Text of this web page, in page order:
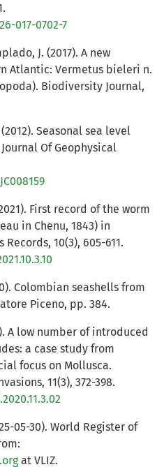
017-0702-7
J. (2017). A new
Atlantic: Vermetus bieleri n.
Biodiversity Journal,
Seasonal sea level
Of Geophysical
First record of the worm
in Chenu, 1843) in
10(3), 605-611.
Colombian seashells from
Piceno, pp. 384.
A low number of introduced
a case study from
focus on Mollusca.
11(3), 372-398.
05-30). World Register of
at VLIZ.